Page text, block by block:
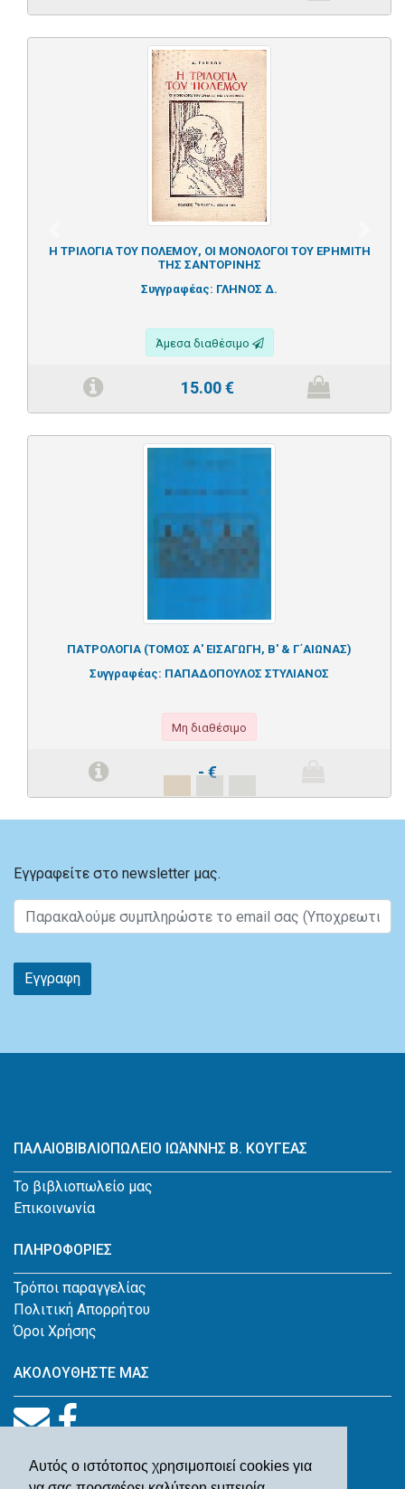
Αυτός ο ιστότοπος χρησιμοποιεί cookies για
Η ΤΡΙΛΟΓΙΑ ΤΟΥ ΠΟΛΕΜΟΥ, ΟΙ ΜΟΝΟΛΟΓΟΙ ΤΟΥ ΕΡΗΜΙΤΗ
ΤΗΣ ΣΑΝΤΟΡΙΝΗΣ
Συγγραφέας: ΓΛΗΝΟΣ Δ.
Άμεσα διαθέσιμο
15.00€
ΠΑΤΡΟΛΟΓΙΑ (ΤΟΜΟΣ Α' ΕΙΣΑΓΩΓΗ, Β' & Γ΄ΑΙΩΝΑΣ)
Συγγραφέας: ΠΑΠΑΔΟΠΟΥΛΟΣ ΣΤΥΛΙΑΝΟΣ
Μη διαθέσιμο
- €
Εγγραφείτε στο newsletter μας.
Εγγραφη
ΠΑΛΑΙΟΒΙΒΛΙΟΠΩΛΕΙΟ ΙΩΆΝΝΗΣ Β. ΚΟΥΓΕΑΣ
Το βιβλιοπωλείο μας
Επικοινωνία
ΠΛΗΡΟΦΟΡΙΕΣ
Τρόποι παραγγελίας
Πολιτική Απορρήτου
Όροι Χρήσης
ΑΚΟΛΟΥΘΗΣΤΕ ΜΑΣ